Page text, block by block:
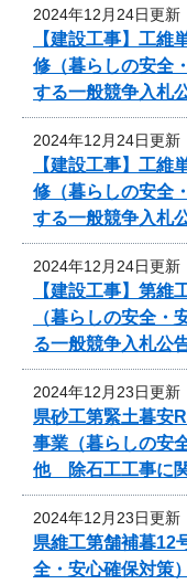
2024年12月24日更新
【建設工事】工
修（暮らしの安全
する一般競争入札
2024年12月24日更新
【建設工事】工
修（暮らしの安全
する一般競争入札
2024年12月24日更新
【建設工事】第
（暮らしの安全・
る一般競争入札公
2024年12月23日更新
県砂工第緊土暮安
事業（暮らしの安
他 除石工工事に
2024年12月23日更新
県維工第舗補暮
全・安心確保対策